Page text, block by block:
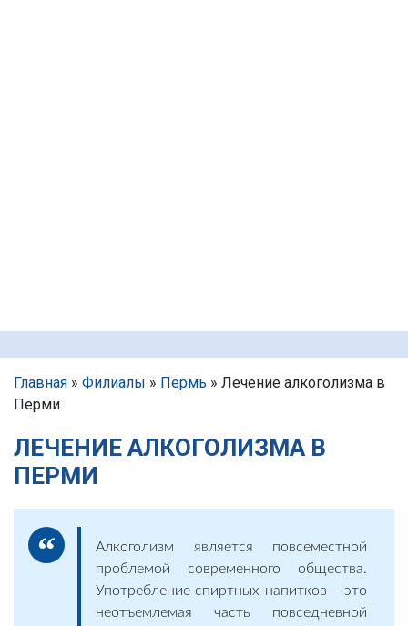
Главная » Филиалы » Пермь » Лечение алкоголизма в
Перми
ЛЕЧЕНИЕ АЛКОГОЛИЗМА В
ПЕРМИ
Алкоголизм является повсеместной
проблемой современного общества.
Употребление спиртных напитков – это
неотъемлемая часть повседневной